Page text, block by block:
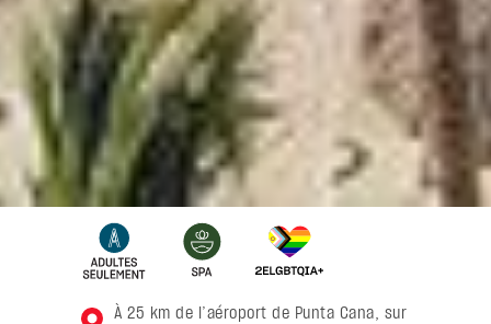
À 25 km de l’aéroport de Punta Cana, sur